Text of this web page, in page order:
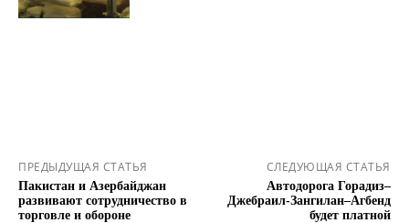
ПРЕДЫДУЩАЯ СТАТЬЯ
Пакистан и Азербайджан
развивают сотрудничество в
торговле и обороне
СЛЕДУЮЩАЯ СТАТЬЯ
Автодорога Горадиз–
Джебраил-Зангилан–Агбенд
будет платной